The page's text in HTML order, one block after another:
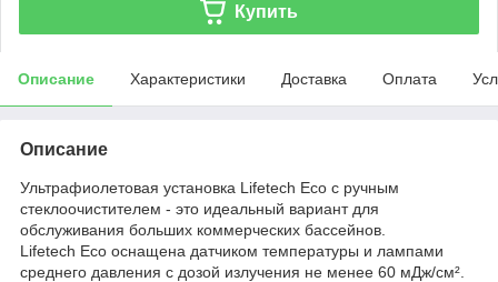
Купить
Описание Характеристики Доставка Оплата
Описание
Ультрафиолетовая установка Lifetech Eco с ручным
стеклоочистителем - это идеальный вариант для
обслуживания больших коммерческих бассейнов.
Lifetech Eco оснащена датчиком температуры и лампами
среднего давления с дозой излучения не менее 60 мДж/см².